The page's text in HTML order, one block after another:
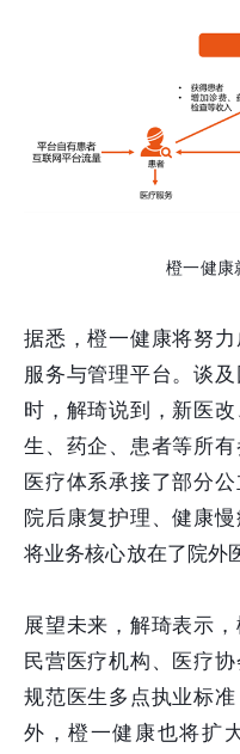
橙一健康
据悉，橙一健康将努
服务与管理平台。谈
时，解琦说到，新医
生、药企、患者等所
医疗体系承接了部分公
院后康复护理、健康
将业务核心放在了院外
展望未来，解琦表示
民营医疗机构、医疗
规范医生多点执业标
外，橙一健康也将扩